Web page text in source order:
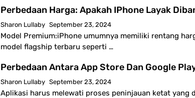
Perbedaan Harga: Apakah IPhone Layak
Sharon Lullaby September 23, 2024
Model Premium:iPhone umumnya memiliki rentang
model flagship terbaru seperti …
Perbedaan Antara App Store Dan Google
Sharon Lullaby September 23, 2024
Aplikasi harus melewati proses peninjauan ketat yang